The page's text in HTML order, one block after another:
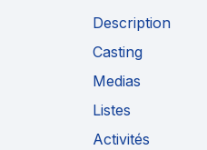
Description
Casting
Medias
Listes
Activités